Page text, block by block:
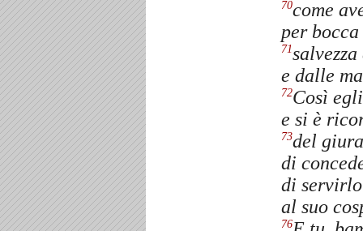
70come
per
71
e dalle
72Così
e si è
73del
di
di
al suo
76